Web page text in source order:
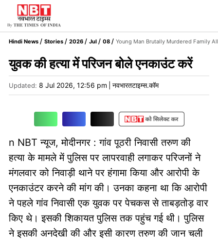
Hindi News Stories 2026 Jul 08 Young Man Brutally Murdered Family
युवक की हत्या में परिजन बोले एनकाउंट करें
Updated: 8 Jul 2026, 12:56 pm नवभारतटाइम्स.कॉम
n NBT न्यूज, मोदीनगर : गांव पूठरी निवासी तरुण की
हत्या के मामले में पुलिस पर लापरवाही लगाकर परिजनों ने
मंगलवार को निवाड़ी थाने पर हंगामा किया और आरोपी के
एनकाउंटर करने की मांग की। उनका कहना था कि आरोपी
ने पहले गांव निवासी एक युवक पर पेचकस से ताबड़तोड़ वार
किए थे। इसकी शिकायत पुलिस तक पहुंच गई थी। पुलिस
ने इसकी अनदेखी की और इसी कारण तरुण की जान चली